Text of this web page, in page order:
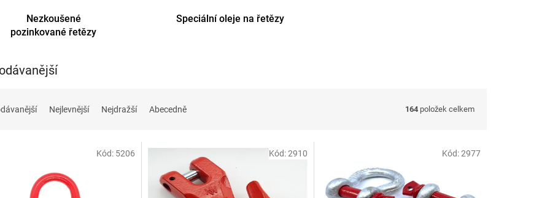
Nezkoušené
pozinkované řetězy
Speciální oleje na řetězy
Nejlevnější Nejdražší Abecedně 164 položek celkem
Kód: 5206 Kód:2910 Kód:2977